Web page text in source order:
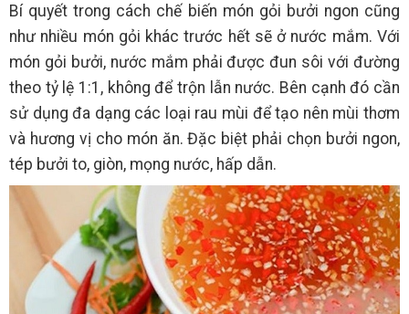
Bí quyết trong cách chế biến món gỏi bưởi ngon cũng
như nhiều món gỏi khác trước hết sẽ ở nước mắm. Với
món gỏi bưởi, nước mắm phải được đun sôi với đường
theo tỷ lệ 1:1, không để trộn lẫn nước. Bên cạnh đó cần
sử dụng đa dạng các loại rau mùi để tạo nên mùi thơm
và hương vị cho món ăn. Đặc biệt phải chọn bưởi ngon,
tép bưởi to, giòn, mọng nước, hấp dẫn.